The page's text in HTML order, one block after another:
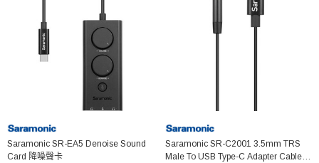
Saramonic SR-EA5 Denoise Sound
Card 降噪聲卡
Saramonic SR-C2001 3.5mm TRS
Male To USB Type-C Adapter Cable